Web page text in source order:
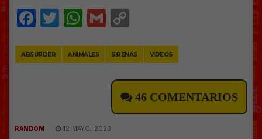
Facebook
Twitter
WhatsApp
Gmail
ABSURDER ANIMALES SIRENAS VÍDEOS
46 COMENTARIOS
RANDOM 12 MAYO, 2023